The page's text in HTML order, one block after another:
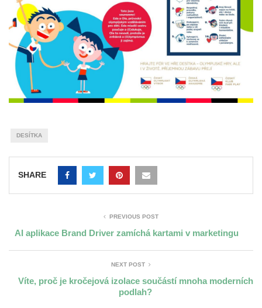
DESÍTKA
SHARE
PREVIOUS POST
AI aplikace Brand Driver zamíchá kartami v marketingu
NEXT POST
Víte, proč je kročejová izolace součástí mnoha moderních
podlah?